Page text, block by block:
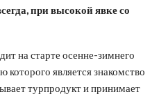
при высокой явке со
на старте осенне-зимнего
является знакомство
турпродукт и принимает